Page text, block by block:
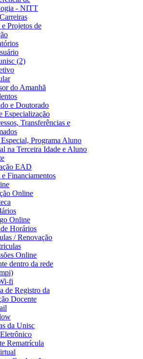
- NITT
Projetos de
(2)
do Amanhã
e Doutorado
Especialização
Transferências e
Programa Aluno
na Terceira Idade e Aluno
EAD
e Financiamentos
Online
Online
Horários
/ Renovação
Online
dentro da rede
fi
de Registro da
Docente
da Unisc
Rematrícula